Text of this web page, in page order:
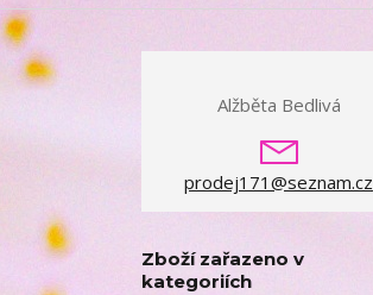
Alžběta Bedlivá
prodej171@seznam.cz
Zboží zařazeno v
kategoriích